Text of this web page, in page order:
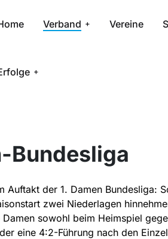
Verband Vereine
Bundesliga
Auftakt der 1. Damen Bundesliga:
zwei Niederlagen
sowohl beim Heimspiel
eine 4:2-Führung nach den